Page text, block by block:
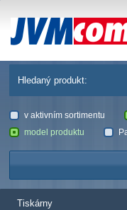
JVM
Hledaný produkt:
v aktivním sortimentu
model produktu
Tiskárny